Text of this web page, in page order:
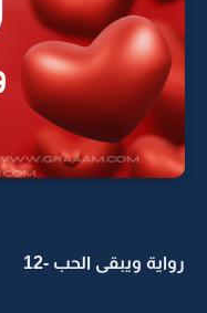
رواية ويبقى الحب -12